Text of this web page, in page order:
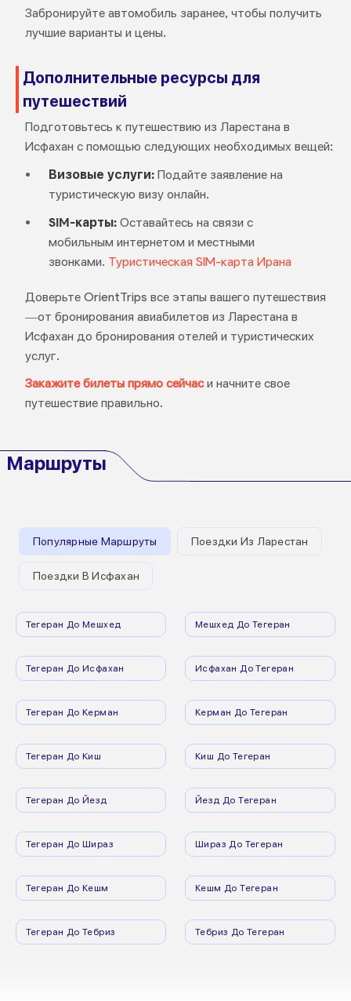
Забронируйте автомобиль заранее, чтобы получить
лучшие варианты и цены.
Дополнительные ресурсы для
путешествий
Подготовьтесь к путешествию из Ларестана в
Исфахан с помощью следующих необходимых вещей:
Визовые услуги:Подайте заявление на
туристическую визу онлайн.
SIM-карты:Оставайтесь на связи с
мобильным интернетом и местными
звонками. Туристическая SIM-карта Ирана
Доверьте OrientTrips все этапы вашего путешествия
—от бронирования авиабилетов из Ларестана в
Исфахан до бронирования отелей и туристических
услуг.
Закажите билеты прямо сейчаси начните свое
путешествие правильно.
Маршруты
Популярные Маршруты Поездки Из Ларестан
Поездки В Исфахан
Тегеран До Мешхед Мешхед До Тегеран
Тегеран До Исфахан Исфахан До Тегеран
Тегеран До Керман Керман До Тегеран
Тегеран До Киш Киш До Тегеран
Тегеран До Йезд Йезд До Тегеран
Тегеран До Шираз Шираз До Тегеран
Тегеран До Кешм Кешм До Тегеран
Тегеран До Тебриз Тебриз До Тегеран